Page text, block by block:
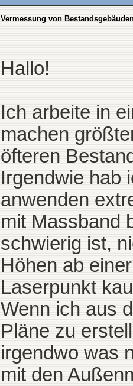
Vermessung von
Hallo!
Ich arbeite in
machen
öfteren
Irgendwie hab
anwenden
mit Massband
schwierig ist,
Höhen ab
Laserpunkt
Wenn ich aus
Pläne zu
irgendwo was
mit den